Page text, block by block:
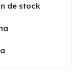
de stock